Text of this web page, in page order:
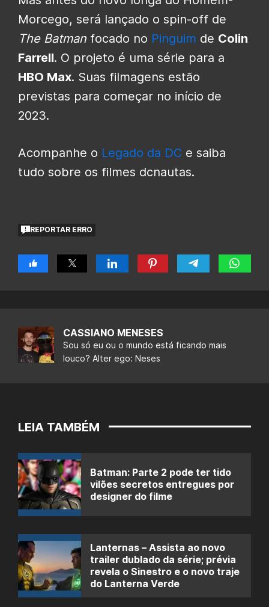
Morcego, será lançado o spin-off de
The Batman focado no Pinguim de Colin
Farrell. O projeto é uma série para a
HBO Max. Suas filmagens estão
previstas para começar no início de
2023.
Acompanhe o Legado da DC e saiba
tudo sobre os filmes dcnautas.
REPORTAR ERRO
CASSIANO MENESES
Sou só eu ou o mundo está ficando mais
louco? Alter ego: Neses
LEIA TAMBÉM
Batman: Parte 2 pode ter tido
vilões secretos entregues por
designer do filme
Lanternas – Assista ao novo
trailer dublado da série; prévia
revela o Sinestro e o novo traje
do Lanterna Verde